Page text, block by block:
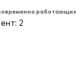
работающих
2